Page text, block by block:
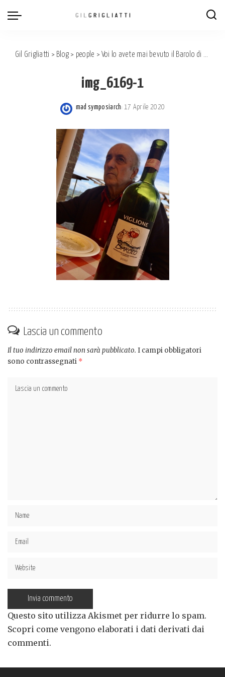
Gil Grigliatti > Blog > people > Voi lo avete mai bevuto il Barolo di Viglione ?
img_6169-1
Posted
mad symposiarch 17 Aprile 2020
Lascia un commento
Il tuo indirizzo email non sarà pubblicato. I campi obbligatori
sono contrassegnati *
Questo sito utilizza Akismet per ridurre lo spam.
Scopri come vengono elaborati i dati derivati dai
commenti.